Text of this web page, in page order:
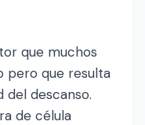
que muchos
pero que resulta
del descanso.
de célula